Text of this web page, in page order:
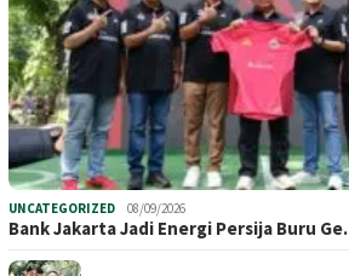
UNCATEGORIZED 08/09/2026
Bank Jakarta Jadi Energi Persija Buru